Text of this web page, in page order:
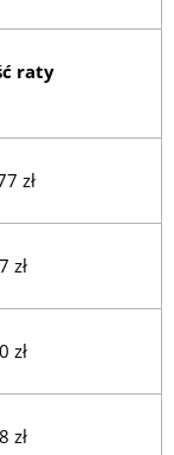
raty
zł
zł
zł
zł